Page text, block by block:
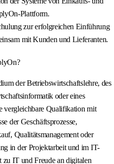
Plattform.
zur erfolgreichen Einführung
mit Kunden und Lieferanten.
der Betriebswirtschaftslehre, des
oder eines
vergleichbare Qualifikation mit
der Geschäftsprozesse,
Qualitätsmanagement oder
in der Projektarbeit und im IT-
IT und Freude an digitalen